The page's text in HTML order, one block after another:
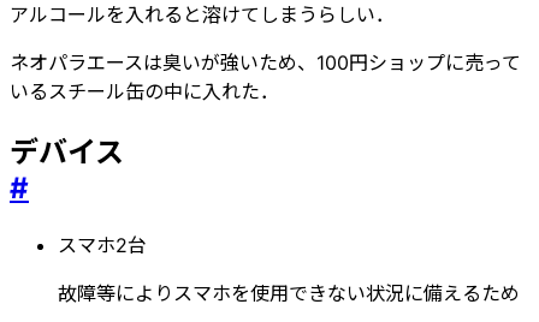
アルコールを入れると溶けてしまうらしい．
ネオパラエースは臭いが強いため、100円ショップに売って
いるスチール缶の中に入れた．
デバイス
#
スマホ2台
故障等によりスマホを使用できない状況に備えるため